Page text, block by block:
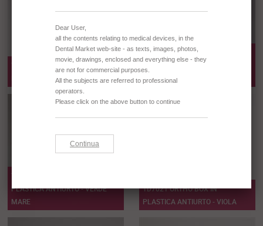
TD7021 ORTHO BOX IN
PLASTICA ANTIURTO - VERDE
TD7021 ORTHO BOX IN
PLASTICA ANTIURTO - GIALLO
FLUO
TD7021 ORTHO BOX IN
PLASTICA ANTIURTO - VERDE
MARE
TD7021 ORTHO BOX IN
PLASTICA ANTIURTO - VIOLA